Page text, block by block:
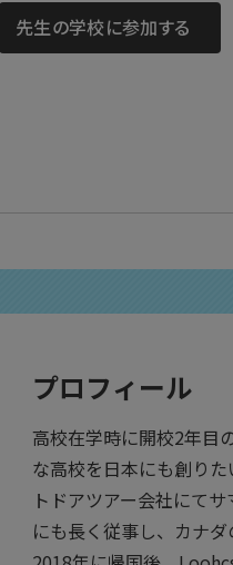
先生の学校に参加する
プロフィール
高校在学時に開校2年目
な高校を日本にも創り
トドアツアー会社にて
にも長く従事し、カナ